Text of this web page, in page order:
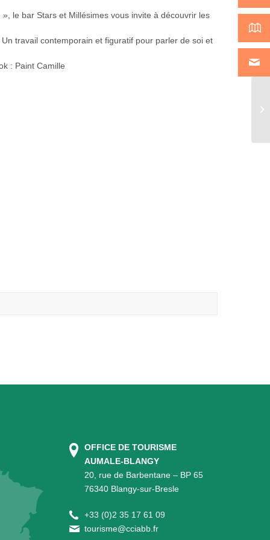
le bar Stars et Millésimes vous invite à découvrir les
travail contemporain et figuratif pour parler de soi et
: Paint Camille
OFFICE DE TOURISME
AUMALE-BLANGY
20, rue de Barbentane – BP 65
76340 Blangy-sur-Bresle
+33 (0)2 35 17 61 09
tourisme@cciabb.fr